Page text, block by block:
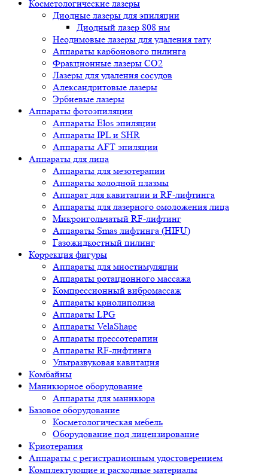
Косметологические лазеры
Диодные лазеры для эпиляции
Диодный лазер 808 нм
Неодимовые лазеры для удаления тату
Аппараты карбонового пилинга
Фракционные лазеры CO2
Лазеры для удаления сосудов
Александритовые лазеры
Эрбиевые лазеры
Аппараты фотоэпиляции
Аппараты Elos эпиляции
Аппараты IPL и SHR
Аппараты AFT эпиляции
Аппараты для лица
Аппараты для мезотерапии
Аппараты холодной плазмы
Аппарат для кавитации и RF-лифтинга
Аппараты для лазерного омоложения лица
Микроигольчатый RF-лифтинг
Аппараты Smas лифтинга (HIFU)
Газожидкостный пилинг
Коррекция фигуры
Аппараты для миостимуляции
Аппараты ротационного массажа
Компрессионный вибромассаж
Аппараты криолиполиза
Аппараты LPG
Аппараты VelaShape
Аппараты прессотерапии
Аппараты RF-лифтинга
Ультразвуковая кавитация
Комбайны
Маникюрное оборудование
Аппараты для маникюра
Базовое оборудование
Косметологическая мебель
Оборудование под лицензирование
Криотерапия
Аппараты c регистрационным удостоверением
Комплектующие и расходные материалы